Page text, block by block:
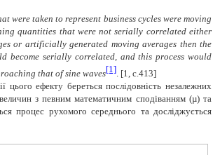
were taken to represent business cycles were moving
quantities that were not serially correlated either
or artificially generated moving averages then the
become serially correlated, and this process would
that of sine waves[1] . [1, с.413]
цього ефекту береться послідовність незалежних
з певним математичним сподіванням (µ) та
процес рухомого середнього та досліджується